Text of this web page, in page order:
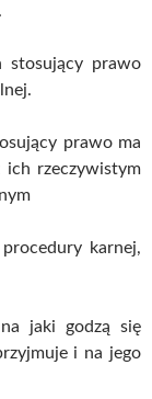
prawo
prawo ma
rzeczywistym
karnej,
jaki godzą się
i na jego